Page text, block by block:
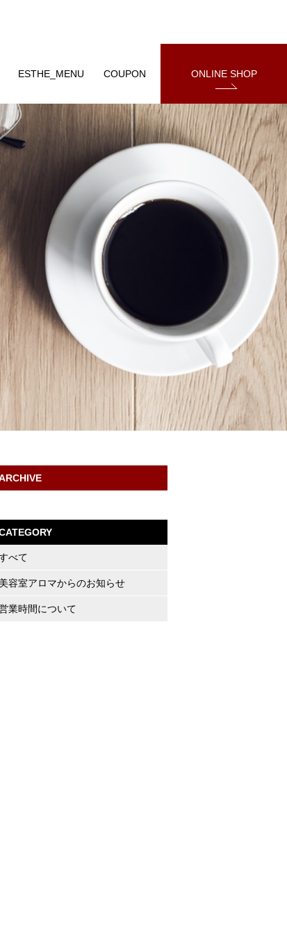
ESTHE_MENU COUPON ONLINE SHOP
べて
美容室アロマからのお知らせ
業時間について